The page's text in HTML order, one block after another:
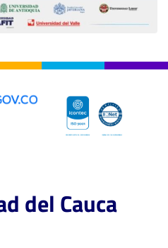
del Cauca